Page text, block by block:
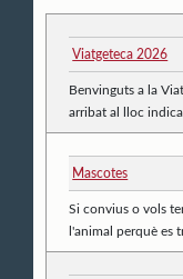
Viatgeteca 2026
Benvinguts a la
arribat al lloc
Mascotes
Si convius o vols
l'animal perquè es